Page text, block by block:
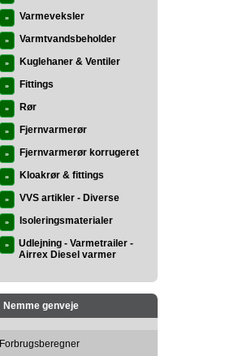
» Varmeveksler
» Varmtvandsbeholder
» Kuglehaner & Ventiler
» Fittings
» Rør
» Fjernvarmerør
» Fjernvarmerør korrugeret
» Kloakrør & fittings
» VVS artikler - Diverse
» Isoleringsmaterialer
»
Udlejning - Varmetrailer -
Airrex Diesel varmer
Nemme genveje
Forbrugsberegner